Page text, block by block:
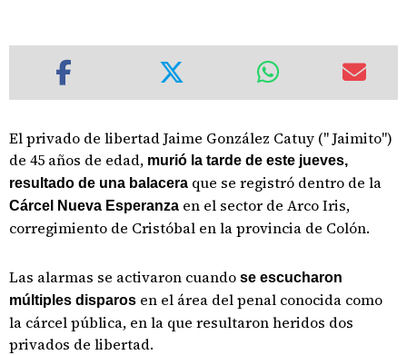
El privado de libertad Jaime González Catuy (" Jaimito")
de 45 años de edad, murió la tarde de este jueves,
resultado de una balacera que se registró dentro de la
Cárcel Nueva Esperanza en el sector de Arco Iris,
corregimiento de Cristóbal en la provincia de Colón.
Las alarmas se activaron cuando se escucharon
múltiples disparos en el área del penal conocida como
la cárcel pública, en la que resultaron heridos dos
privados de libertad.